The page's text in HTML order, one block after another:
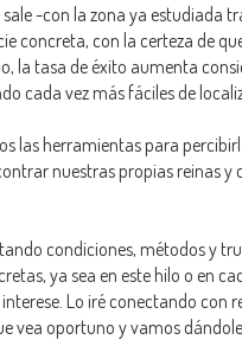
-con la zona ya estudiada
concreta, con la certeza de
la tasa de éxito aumenta
cada vez más fáciles de
las herramientas para
nuestras propias reinas y
condiciones, métodos y
ya sea en este hilo o en
Lo iré conectando con
vea oportuno y vamos